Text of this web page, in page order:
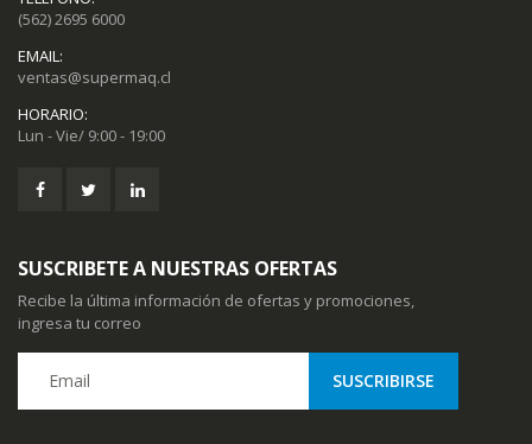
(562) 2695 6000
EMAIL:
ventas@supermaq.cl
HORARIO:
Lun - Vie/ 9:00 - 19:00
SUSCRIBETE A NUESTRAS OFERTAS
Recibe la última información de ofertas y promociones,
ingresa tu correo